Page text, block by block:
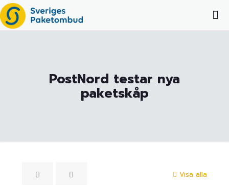
PostNord testar nya
paketskåp
Visa alla